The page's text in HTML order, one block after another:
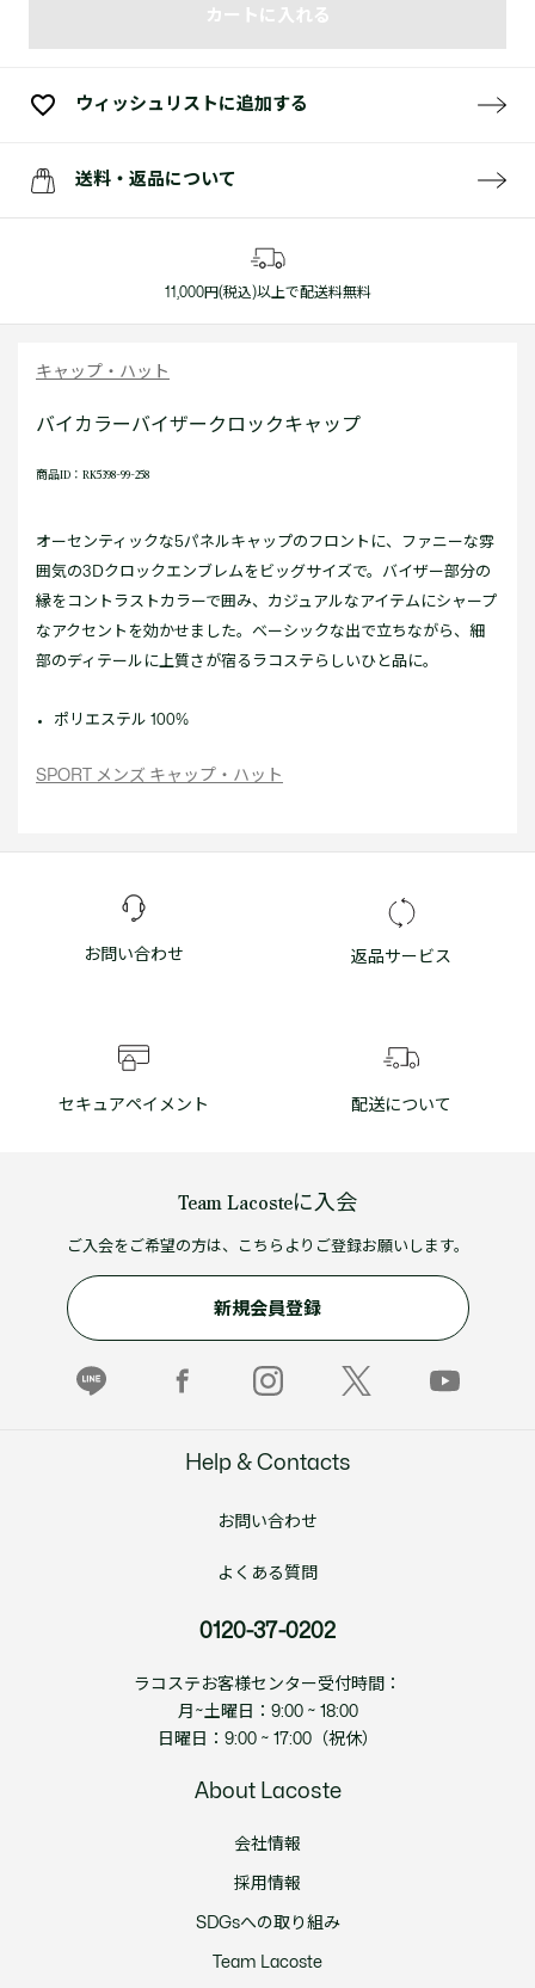
カートに入れる
ウィッシュリストに追加する
送料・返品について
11,000円(税込)以上で配送料無料
キャップ・ハット
バイカラーバイザークロックキャップ
商品ID：RK5398-99-258
オーセンティックな5パネルキャップのフロントに、ファニーな雰
囲気の3Dクロックエンブレムをビッグサイズで。バイザー部分の
縁をコントラストカラーで囲み、カジュアルなアイテムにシャープ
なアクセントを効かせました。ベーシックな出で立ちながら、細
部のディテールに上質さが宿るラコステらしいひと品に。
ポリエステル 100%
SPORT メンズ キャップ・ハット
お問い合わせ 返品サービス
セキュアペイメント 配送について
Team Lacosteに入会
ご入会をご希望の方は、こちらよりご登録お願いします。
新規会員登録
Help & Contacts
お問い合わせ
よくある質問
0120-37-0202
ラコステお客様センター受付時間：
月~土曜日：9:00 ~ 18:00
日曜日：9:00 ~ 17:00（祝休）
About Lacoste
会社情報
採用情報
SDGsへの取り組み
Team Lacoste